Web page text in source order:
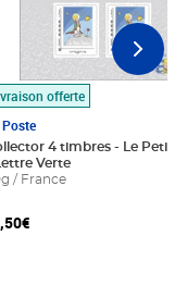
au panier
offerte
4 timbres - Le Petit
Verte
/ France
,50€